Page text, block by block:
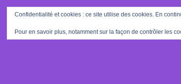
Confidentialité et cookies : ce site utilise des cookies. En
Pour en savoir plus, notamment sur la façon de contrôler les